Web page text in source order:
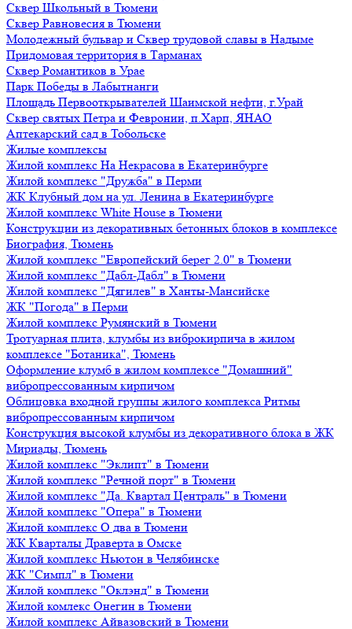
Сквер Школьный в Тюмени
Сквер Равновесия в Тюмени
Молодежный бульвар и Сквер трудовой славы в Надыме
Придомовая территория в Тарманах
Сквер Романтиков в Урае
Парк Победы в Лабытнанги
Площадь Первооткрывателей Шаимской нефти, г.Урай
Сквер святых Петра и Февронии, п.Харп, ЯНАО
Аптекарский сад в Тобольске
Жилые комплексы
Жилой комплекс На Некрасова в Екатеринбурге
Жилой комплекс "Дружба" в Перми
ЖК Клубный дом на ул. Ленина в Екатеринбурге
Жилой комплекс White House в Тюмени
Конструкции из декоративных бетонных блоков в комплексе
Биография, Тюмень
Жилой комплекс "Европейский берег 2.0" в Тюмени
Жилой комплекс "Дабл-Дабл" в Тюмени
Жилой комплекс "Дягилев" в Ханты-Мансийске
ЖК "Погода" в Перми
Жилой комплекс Румянский в Тюмени
Тротуарная плита, клумбы из виброкирпича в жилом
комплексе "Ботаника", Тюмень
Оформление клумб в жилом комплексе "Домашний"
вибропрессованным кирпичом
Облицовка входной группы жилого комплекса Ритмы
вибропрессованным кирпичом
Конструкция высокой клумбы из декоративного блока в ЖК
Мириады, Тюмень
Жилой комплекс "Эклипт" в Тюмени
Жилой комплекс "Речной порт" в Тюмени
Жилой комплекс "Да. Квартал Централь" в Тюмени
Жилой комплекс "Опера" в Тюмени
Жилой комплекс О два в Тюмени
ЖК Кварталы Драверта в Омске
Жилой комплекс Ньютон в Челябинске
ЖК "Симпл" в Тюмени
Жилой комплекс "Оклэнд" в Тюмени
Жилой комлекс Онегин в Тюмени
Жилой комплекс Айвазовский в Тюмени